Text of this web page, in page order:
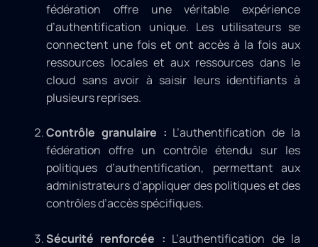
fédération offre une véritable expérience
d’authentification unique. Les utilisateurs se
connectent une fois et ont accès à la fois aux
ressources locales et aux ressources dans le
cloud sans avoir à saisir leurs identifiants à
plusieurs reprises.
Contrôle granulaire : L’authentification de la
fédération offre un contrôle étendu sur les
politiques d’authentification, permettant aux
administrateurs d’appliquer des politiques et des
contrôles d’accès spécifiques.
Sécurité renforcée : L’authentification de la